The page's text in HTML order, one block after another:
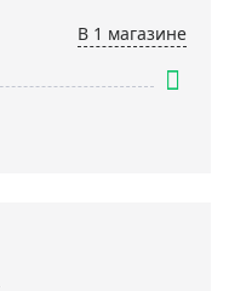
В 1 магазинe